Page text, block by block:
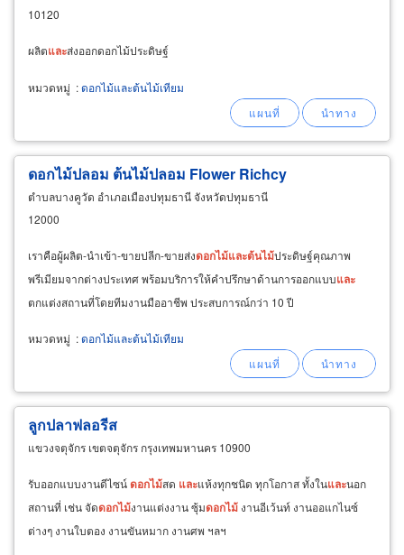
10120
ผลิตและส่งออกดอกไม้ประดิษฐ์
หมวดหมู่ :ดอกไม้และต้นไม้เทียม
ดอกไม้ปลอม ต้นไม้ปลอม Flower Richcy
ตำบลบางคูวัด อำเภอเมืองปทุมธานี จังหวัดปทุมธานี
12000
เราคือผู้ผลิต-นำเข้า-ขายปลีก-ขายส่งดอกไม้และต้นไม้ประดิษฐ์คุณภาพ
พรีเมียมจากต่างประเทศ พร้อมบริการให้คำปรึกษาด้านการออกแบบและ
ตกแต่งสถานที่โดยทีมงานมืออาชีพ ประสบการณ์กว่า 10 ปี
หมวดหมู่ :ดอกไม้และต้นไม้เทียม
ลูกปลาฟลอรีส
แขวงจตุจักร เขตจตุจักร กรุงเทพมหานคร 10900
รับออกแบบงานดีไซน์ดอกไม้สด และแห้งทุกชนิด ทุกโอกาส ทั้งในและนอก
สถานที่ เช่น จัดดอกไม้งานแต่งงาน ซุ้มดอกไม้ งานอีเว้นท์ งานออแกไนซ์
ต่างๆ งานใบตอง งานขันหมาก งานศพ ฯลฯ